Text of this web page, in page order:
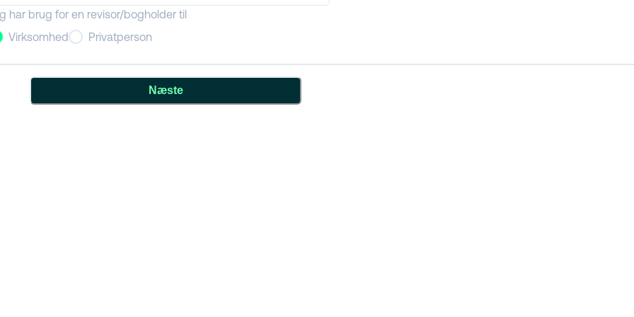
har brug for en revisor/bogholder til
Virksomhed
Privatperson
Næste